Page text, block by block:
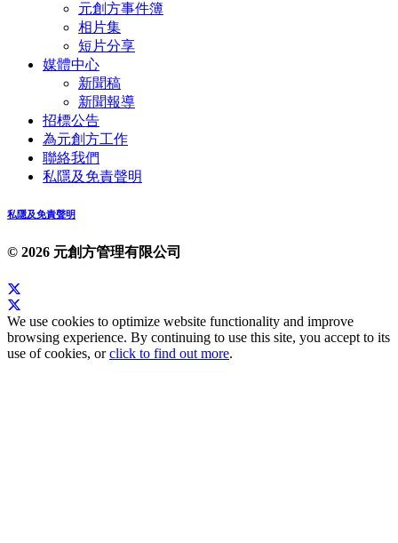
元創方事件簿
相片集
短片分享
媒體中心
新聞稿
新聞報導
招標公告
為元創方工作
聯絡我們
私隱及免責聲明
私隱及免責聲明
© 2026 元創方管理有限公司
We use cookies to optimize website functionality and improve
browsing experience. By continuing to use this site, you accept to its
use of cookies, orclick to find out more.